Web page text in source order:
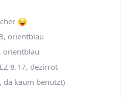
orientblau
orientblau
8.17, dezirrot
da kaum benutzt)